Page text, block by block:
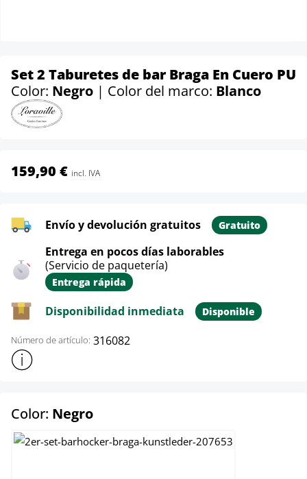
Set 2 Taburetes de bar Braga En Cuero PU
Color: Negro | Color del marco: Blanco
159,90 € incl. IVA
Envío y devolución gratuitos Gratuito
Entrega en pocos días laborables
(Servicio de paquetería)
Entrega rápida
Disponibilidad inmediata Disponible
Número de artículo: 316082
Mostrar más información sobre el producto
Color: Negroselect